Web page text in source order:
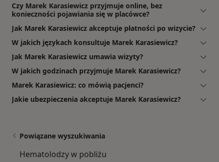
Czy Marek Karasiewicz przyjmuje online, bez
konieczności pojawiania się w placówce?
Jak Marek Karasiewicz akceptuje płatności po wizycie?
W jakich językach konsultuje Marek Karasiewicz?
Jak Marek Karasiewicz umawia wizyty?
W jakich godzinach przyjmuje Marek Karasiewicz?
Marek Karasiewicz: co mówią pacjenci?
Jakie ubezpieczenia akceptuje Marek Karasiewicz?
Powiązane wyszukiwania
Hematolodzy w pobliżu